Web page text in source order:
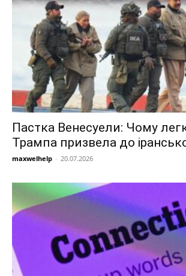
Пастка Венесуели: Чому
Трампа призвела до
maxwelhelp - 20.07.2026